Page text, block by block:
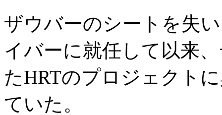
ザウバーのシートを失
イバーに就任して以来
たHRTのプロジェクト
ていた。